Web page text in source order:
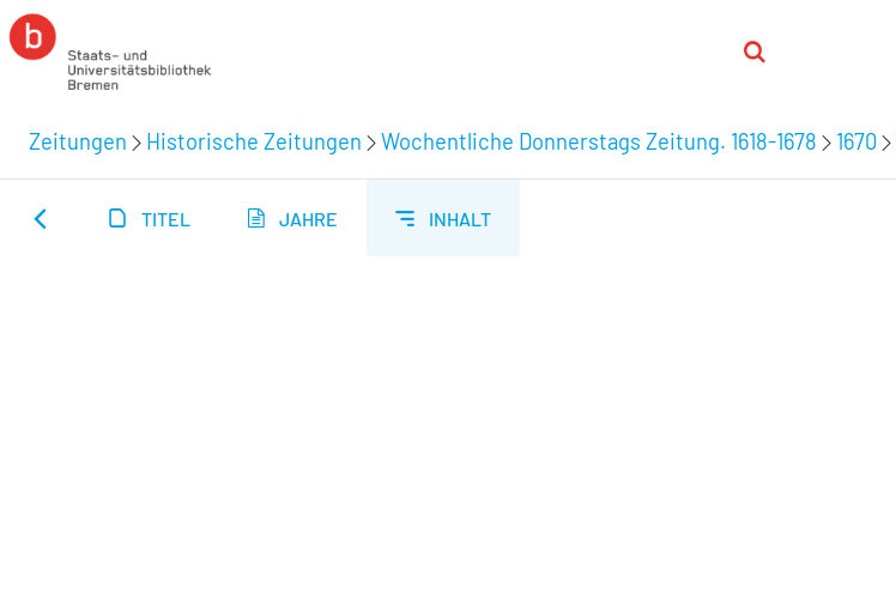
Zeitungen Historische Zeitungen Wochentliche Donnerstags Zeitung. 1618-1678 1670
TITEL JAHRE INHALT